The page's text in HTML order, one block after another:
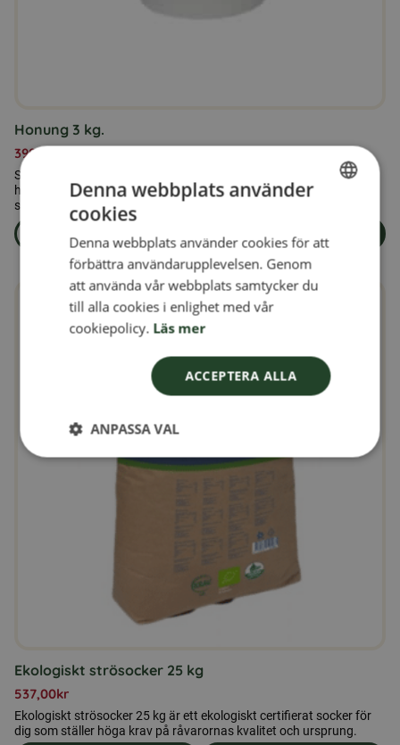
Honung 3 kg.
399,00
Svensk Honung 3 kg är det perfekta valet för dig som använder
honung regelbundet och vill ha en större förpackning med äkta
svensk kvalitet.
om produkten Honung 3 kg.
Lägg i varukorg
Ekologiskt strösocker 25 kg
537,00kr
Ekologiskt strösocker 25 kg är ett ekologiskt certifierat socker för
dig som ställer höga krav på råvarornas kvalitet och ursprung.
FINNISH
DANISH
Denna webbplats använder
cookies
Denna webbplats använder cookies för att
förbättra användarupplevelsen. Genom
att använda vår webbplats samtycker du
till alla cookies i enlighet med vår
cookiepolicy. Läs mer
ACCEPTERA ALLA
ANPASSA VAL